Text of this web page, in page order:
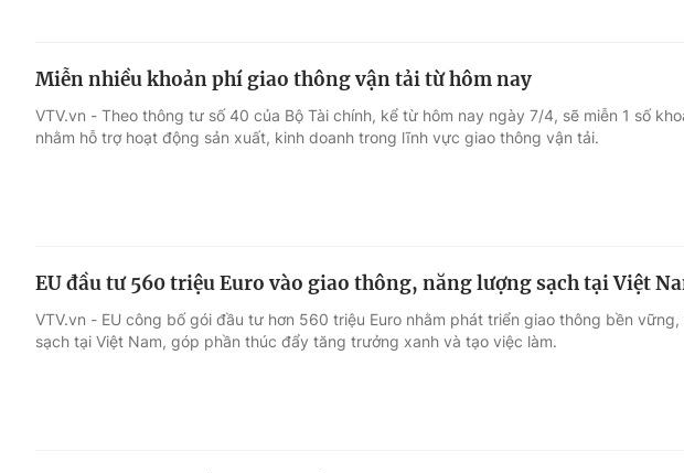
Miễn nhiều khoản phí giao thông vận tải từ hôm nay
VTV.vn - Theo thông tư số 40 của Bộ Tài chính, kể từ hôm nay ngày 7/4, sẽ miễn 1 số
nhằm hỗ trợ hoạt động sản xuất, kinh doanh trong lĩnh vực giao thông vận tải.
EU đầu tư 560 triệu Euro vào giao thông, năng lượng sạch tại Việt
VTV.vn - EU công bố gói đầu tư hơn 560 triệu Euro nhằm phát triển giao thông bền vững,
sạch tại Việt Nam, góp phần thúc đẩy tăng trưởng xanh và tạo việc làm.